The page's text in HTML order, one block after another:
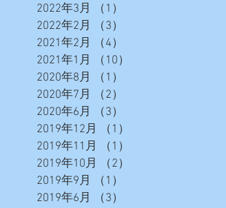
2022年3月
（1）
2022年2月
（3）
2021年2月
（4）
2021年1月
（10）
2020年8月
（1）
2020年7月
（2）
2020年6月
（3）
2019年12月
（1）
2019年11月
（1）
2019年10月
（2）
2019年9月
（1）
2019年6月
（3）